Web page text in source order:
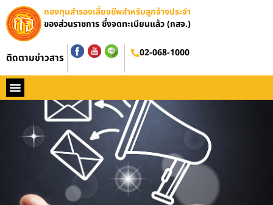
กองทุนสำรองเลี้ยงชีพสำหรับลูกจ้างประจำ
ของส่วนราชการ ซึ่งจดทะเบียนแล้ว (กสจ.)
ติดตามข่าวสาร 02-068-1000